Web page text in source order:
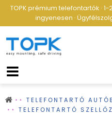
TOPK prémium telefontartók ·
ingyenesen ·
TELEFONTARTÓ
TELEFONTARTÓ